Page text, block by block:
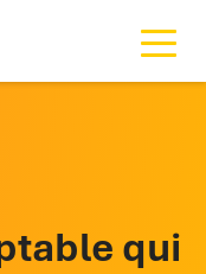
qui